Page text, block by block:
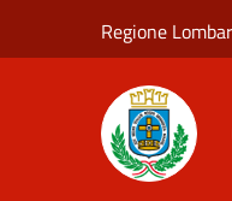
Regione